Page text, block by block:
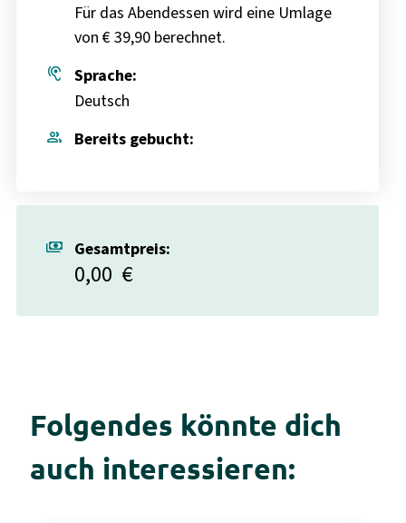
Für das Abendessen wird eine Umlage
von € 39,90 berechnet.
hearing
Sprache:
Deutsch
group
Bereits gebucht:
payments Gesamtpreis:
0,00 €
Folgendes könnte dich
auch interessieren: